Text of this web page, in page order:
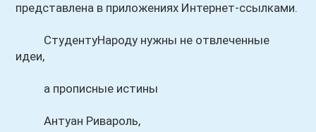
представлена в приложениях Интернет-ссылками.
СтудентуНароду нужны не отвлеченные
идеи,
а прописные истины
Антуан Ривароль,